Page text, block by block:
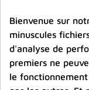
Partager :
Description
Bienvenue sur
minuscules
d'analyse de
premiers ne
le